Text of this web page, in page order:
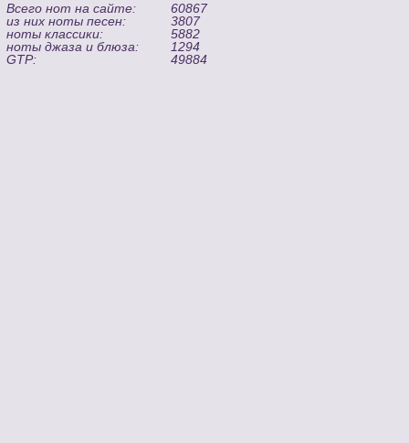
Всего нот на сайте:
60867
из них ноты песен:
3807
ноты классики:
5882
ноты джаза и блюза:
1294
GTP:
49884